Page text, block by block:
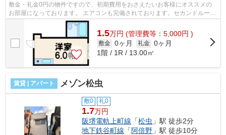
敷金・礼金0円の物件ですので、初期費用をおさえたいお客様にオススメの
お部屋になっております。 エアコンも完備されております。セカンドルーム
としてもご活用ください！ ■□■□■□■□...
1.5万円 (管理費等：5,000円 )
敷金 0ヶ月 礼金 0ヶ月
1階 / 1R / 13.00㎡
賃貸 | アパート メゾン松虫
敷0 礼0
1.7万円
阪堺電軌上町線 「松虫 」駅 徒歩2分
地下鉄谷町線 「阿倍野 」駅 徒歩10分